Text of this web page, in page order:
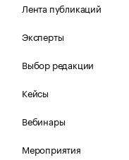
Лента публикаций
Эксперты
Выбор редакции
Кейсы
Вебинары
Мероприятия